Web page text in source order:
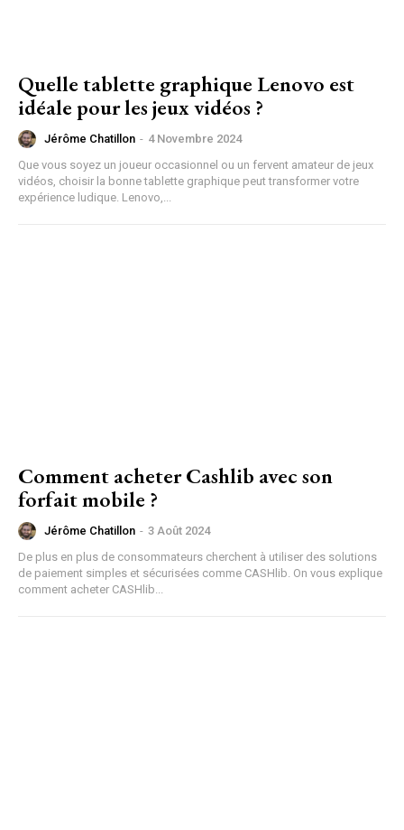
Quelle tablette graphique Lenovo est
idéale pour les jeux vidéos ?
Jérôme Chatillon - 4 Novembre 2024
Que vous soyez un joueur occasionnel ou un fervent amateur de jeux
vidéos, choisir la bonne tablette graphique peut transformer votre
expérience ludique. Lenovo,...
Comment acheter Cashlib avec son
forfait mobile ?
Jérôme Chatillon - 3 Août 2024
De plus en plus de consommateurs cherchent à utiliser des solutions
de paiement simples et sécurisées comme CASHlib. On vous explique
comment acheter CASHlib...